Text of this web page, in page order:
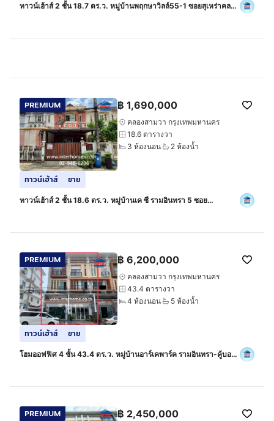
ทาวน์เฮ้าส์ 2 ชั้น 18.7 ตร.ว. หมู่บ้านพฤกษาวิลล์55-1 ซอยสุเหร่าคลอง
PREMIUM ฿ 1,690,000
คลองสามวา กรุงเทพมหานคร
18.6 ตารางวา
3 ห้องนอน
2 ห้องน้ำ
ทาวน์เฮ้าส์ ขาย
ทาวน์เฮ้าส์ 2 ชั้น 18.6 ตร.ว. หมู่บ้านเค ซี รามอินทรา 5 ซอย
PREMIUM ฿ 6,200,000
คลองสามวา กรุงเทพมหานคร
43.4 ตารางวา
4 ห้องนอน
5 ห้องน้ำ
ทาวน์เฮ้าส์ ขาย
โฮมออฟฟิศ 4 ชั้น 43.4 ตร.ว. หมู่บ้านอาร์เคพาร์ค รามอินทรา-คู้บอน
PREMIUM ฿ 2,450,000